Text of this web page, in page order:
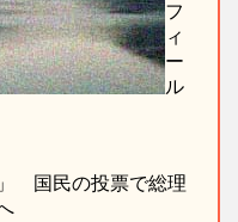
フ
ィ
ー
ル
国民の投票で総理